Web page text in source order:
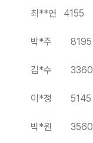
최**연 4155
박*주 8195
김*수 3360
이*정 5145
박*원 3560